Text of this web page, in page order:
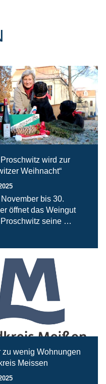
wird zur
Weihnacht“
bis 30.
öffnet das Weingut
seine …
zu wenig Wohnungen
Meissen